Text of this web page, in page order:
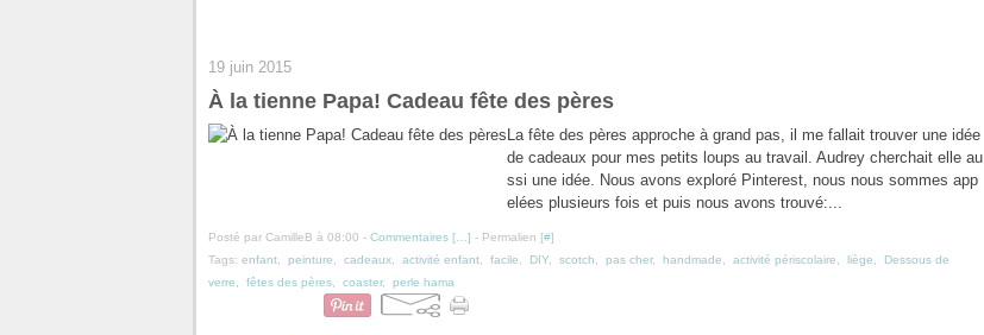
19 juin 2015
À la tienne Papa! Cadeau fête des pères
La fête des pères approche à grand pas, il me fallait trouver une idée
de cadeaux pour mes petits loups au travail. Audrey cherchait elle au
ssi une idée. Nous avons exploré Pinterest, nous nous sommes app
elées plusieurs fois et puis nous avons trouvé:...
Posté par CamilleB à 08:00 - Commentaires [ ] - Permalien [#]
Tags: enfant peinture cadeaux activité enfant facile DIY scotch pas cher, handmade activité périscolaire liège
Dessous de
verre
fêtes des pères coaster, perle hama